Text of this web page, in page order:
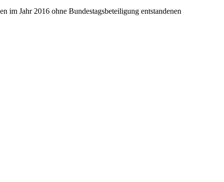
Jahr 2016 ohne Bundestagsbeteiligung entstandenen